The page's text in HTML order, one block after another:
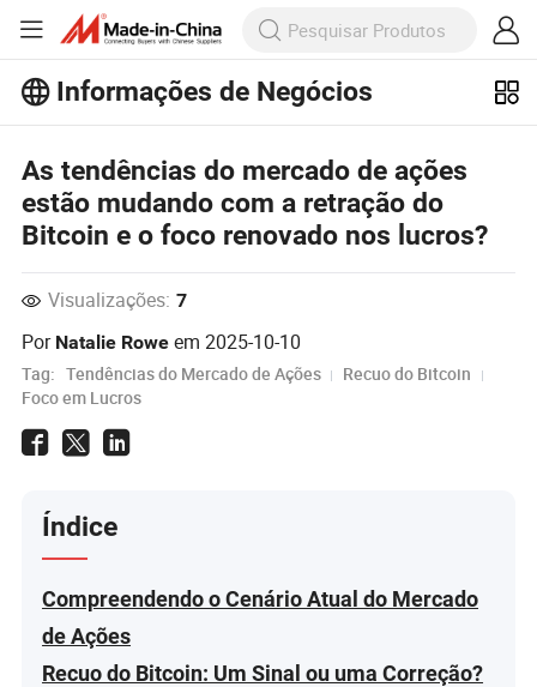
Informações de Negócios
As tendências do mercado de ações
estão mudando com a retração do
Bitcoin e o foco renovado nos lucros?
Visualizações: 7
Por Natalie Rowe em2025-10-10
Tag: Tendências do Mercado de Ações
Recuo do Bitcoin
Foco em Lucros
Índice
Compreendendo o Cenário Atual do Mercado
de Ações
Recuo do Bitcoin: Um Sinal ou uma Correção?